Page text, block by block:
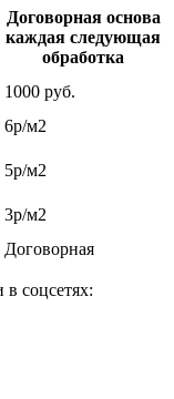
Договорная основа
каждая следующая
обработка
1000 руб.
6р/м2
5р/м2
3р/м2
Договорная
соцсетях: